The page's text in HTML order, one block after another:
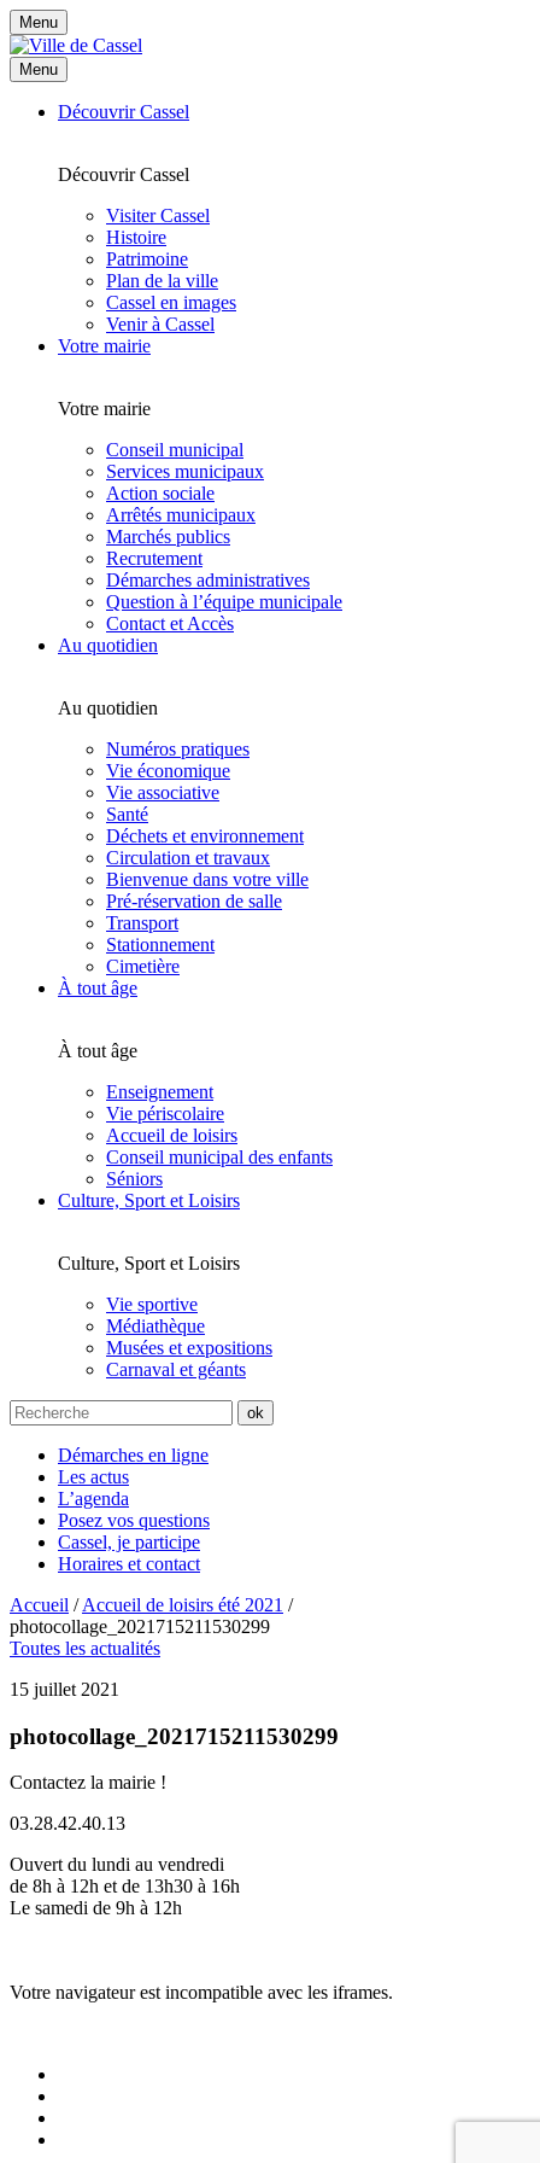
Menu
Menu
Découvrir Cassel
Découvrir Cassel
Visiter Cassel
Histoire
Patrimoine
Plan de la ville
Cassel en images
Venir à Cassel
Votre mairie
Votre mairie
Conseil municipal
Services municipaux
Action sociale
Arrêtés municipaux
Marchés publics
Recrutement
Démarches administratives
Question à l’équipe municipale
Contact et Accès
Au quotidien
Au quotidien
Numéros pratiques
Vie économique
Vie associative
Santé
Déchets et environnement
Circulation et travaux
Bienvenue dans votre ville
Pré-réservation de salle
Transport
Stationnement
Cimetière
À tout âge
À tout âge
Enseignement
Vie périscolaire
Accueil de loisirs
Conseil municipal des enfants
Séniors
Culture, Sport et Loisirs
Culture, Sport et Loisirs
Vie sportive
Médiathèque
Musées et expositions
Carnaval et géants
Démarches en ligne
Les actus
L’agenda
Posez vos questions
Cassel, je participe
Horaires et contact
Accueil /Accueil de loisirs été 2021 /
photocollage_2021715211530299
Toutes les actualités
15 juillet 2021
photocollage_2021715211530299
Contactez la mairie !
03.28.42.40.13
Ouvert du lundi au vendredi
de 8h à 12h et de 13h30 à 16h
Le samedi de 9h à 12h
Votre navigateur est incompatible avec les iframes.